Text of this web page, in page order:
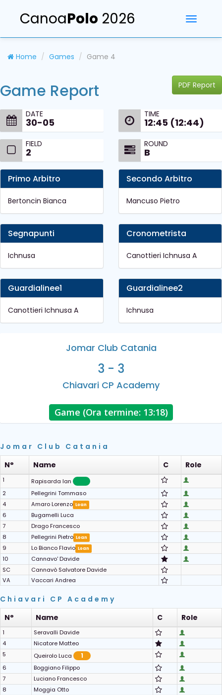
Toggle
CanoaPolo 2026
Home Games Game 4
PDF Report
Game Report
DATE
30-05
TIME
12:45 (12:44)
FIELD
2
ROUND
B
Primo Arbitro
Bertoncin Bianca
Secondo Arbitro
Mancuso Pietro
Segnapunti
Ichnusa
Cronometrista
Canottieri Ichnusa A
Guardialinee1
Canottieri Ichnusa A
Guardialinee2
Ichnusa
Jomar Club Catania
3 - 3
Chiavari CP Academy
Game (Ora termine: 13:18)
Jomar Club Catania
N°
Name C Role
1
Rapisarda Ian
2
Pellegrini Tommaso
4
Amaro Lorenzo Loan
6
Bugamelli Luca
7
Drago Francesco
8
Pellegrini Pietro Loan
9 Lo Bianco Flavio Loan
10
Cannavo' Davide
SC
Cannavò Salvatore Davide
VA
Vaccari Andrea
Chiavari CP Academy
N°
Name C Role
1
Seravalli Davide
4
Nicatore Matteo
5
Queirolo Luca 1
6
Boggiano Filippo
7
Luciano Francesco
8
Moggia Otto